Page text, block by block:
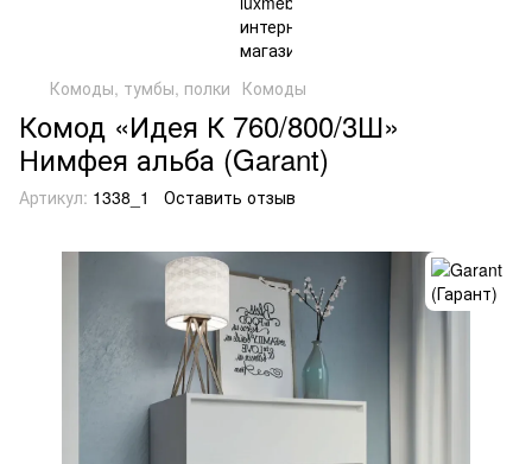
Комоды, тумбы, полки Комоды
Комод «Идея К 760/800/3Ш»
Нимфея альба (Garant)
Артикул: 1338_1 Оставить отзыв